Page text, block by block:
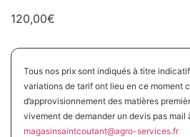
120,00€
Tous nos prix sont indiqués à titre
variations de tarif ont lieu en ce moment
d’approvisionnement des matières
vivement de demander un devis pas mail
magasinsaintcoutant@agro-services.fr